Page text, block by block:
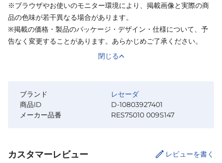
※ブラウザやお使いのモニター環境により、掲載画像と実際の商
品の色味が若干異なる場合があります。
※掲載の価格・製品のパッケージ・デザイン・仕様について、予
告なく変更することがあります。あらかじめご了承ください。
閉じる
ブランド
レセーダ
商品ID
D-10803927401
メーカー品番
RES75010 009S147
カスタマーレビュー レビューを書く